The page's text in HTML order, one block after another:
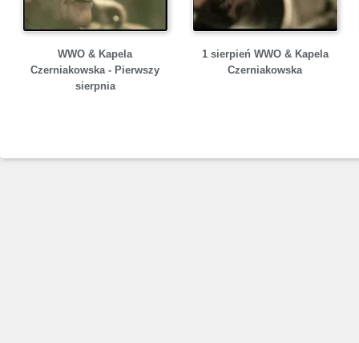
WWO & Kapela
Czerniakowska - Pierwszy
sierpnia
1 sierpień WWO & Kapela
Czerniakowska